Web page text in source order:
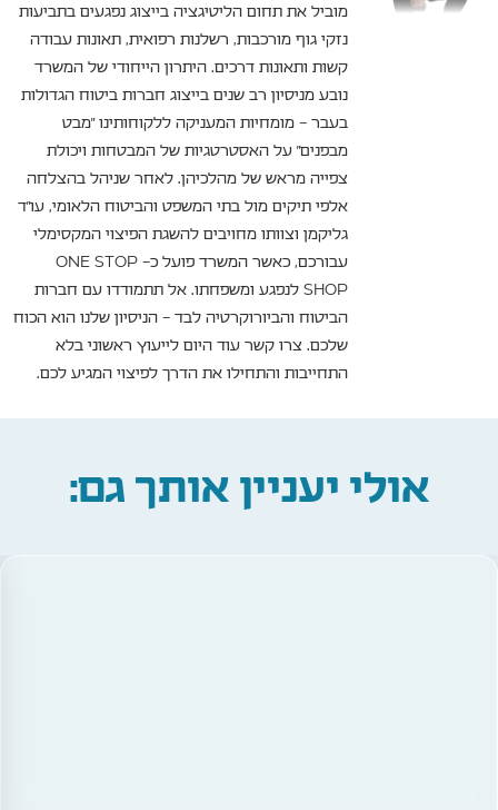
מוביל את תחום הליטיגציה בייצוג נפגעים בתביעות
נזקי גוף מורכבות, רשלנות רפואית, תאונות עבודה
קשות ותאונות דרכים. היתרון הייחודי של המשרד
נובע מניסיון רב שנים בייצוג חברות ביטוח הגדולות
בעבר – מומחיות המעניקה ללקוחותינו "מבט
מבפנים" על האסטרטגיות של המבטחות ויכולת
צפייה מראש של מהלכיהן. לאחר שניהל בהצלחה
אלפי תיקים מול בתי המשפט והביטוח הלאומי, עו"ד
גליקמן וצוותו מחויבים להשגת הפיצוי המקסימלי
עבורכם, כאשר המשרד פועל כ- ONE STOP
SHOP לנפגע ומשפחתו. אל תתמודדו עם חברות
הביטוח והביורוקרטיה לבד – הניסיון שלנו הוא הכוח
שלכם. צרו קשר עוד היום לייעוץ ראשוני בלא
התחייבות והתחילו את הדרך לפיצוי המגיע לכם.
אולי יעניין אותך גם: